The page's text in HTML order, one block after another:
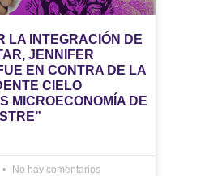
LA INTEGRACIÓN DE
JENNIFER
EN CONTRA DE LA
CIELO
MICROECONOMÍA DE
No hay comentarios